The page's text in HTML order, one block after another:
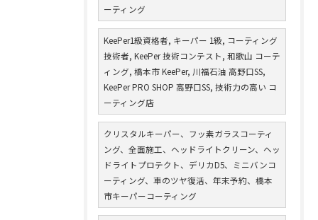
ーティング
KeePer1級資格者, キーパー 1級, コーティング
技術者, KeePer 技術コンテスト, 和歌山 コーテ
ィング, 橋本市 KeePer, 川福石油 高野口SS,
KeePer PRO SHOP 高野口SS, 技術力の高い コ
ーティング店
クリスタルキーパー、フッ素ガラスコーティ
ング、全面施工、ヘッドライトクリーン、ヘッ
ドライトプロテクト、デリカD5、ミニバンコ
ーティング、車のツヤ復活、年末予約、橋本
市キーパーコーティング